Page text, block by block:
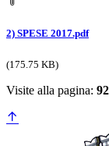
2) SPESE 2017.pdf
(175.75 KB)
Visite alla pagina: 92